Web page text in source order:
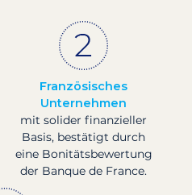
Französisches
Unternehmen
mit solider finanzieller
Basis, bestätigt durch
eine Bonitätsbewertung
der Banque de France.